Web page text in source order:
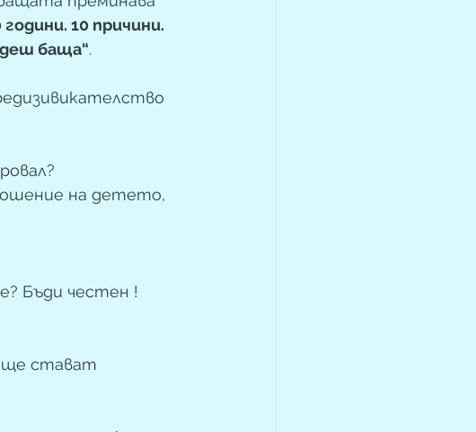
години. 10 причини.
баща“.
на детето,
Бъди честен !
ще стават